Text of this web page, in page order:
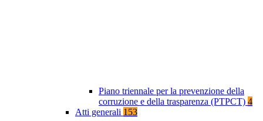
Piano triennale per la prevenzione della
corruzione e della trasparenza (PTPCT) 4
Atti generali 153